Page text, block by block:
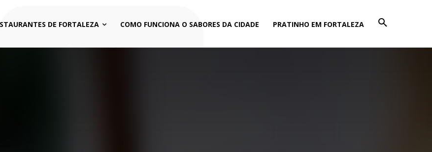
DE FORTALEZA COMO FUNCIONA O SABORES DA CIDADE PRATINHO EM FORTALEZA